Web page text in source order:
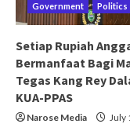
Government Politics
Setiap Rupiah
Bermanfaat Bagi
Tegas Kang Rey
KUA-PPAS
Narose Media July